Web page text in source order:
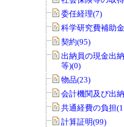
委任経理(7)
科学研究費補助
契約(95)
出納員の現金出
等)(0)
物品(23)
会計機関及び出
共通経費の負担
計算証明(99)